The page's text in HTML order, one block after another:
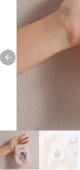
Previous slide